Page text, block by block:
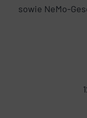
sowie NeMo-
1